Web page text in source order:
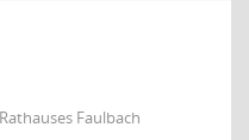
Faulbach